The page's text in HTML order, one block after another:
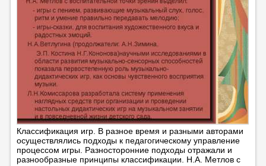
Классификация игр. В разное время и разными авторами
осуществлялись подходы к педагогическому управление
процессом игры. Разносторонние подходы отражали и
разнообразные принципы классификации. Н.А. Метлов с